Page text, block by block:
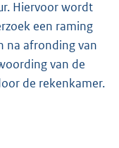
Hiervoor wordt
een raming
na afronding van
van de
de rekenkamer.